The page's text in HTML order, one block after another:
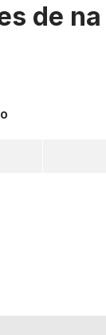
de na